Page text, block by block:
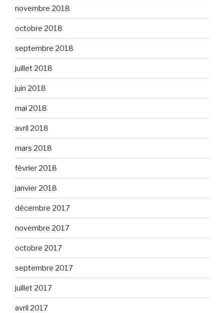
novembre 2018
octobre 2018
septembre 2018
juillet 2018
juin 2018
mai 2018
avril 2018
mars 2018
février 2018
janvier 2018
décembre 2017
novembre 2017
octobre 2017
septembre 2017
juillet 2017
avril 2017